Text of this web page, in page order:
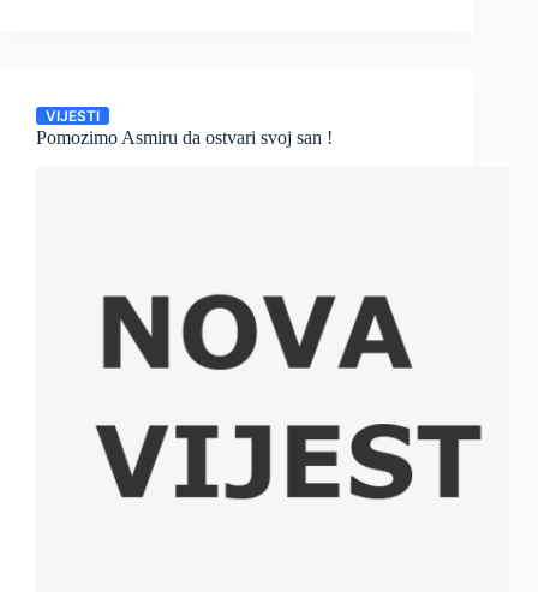
VIJESTI
Pomozimo Asmiru da ostvari svoj san !